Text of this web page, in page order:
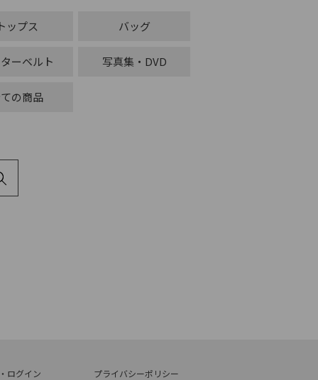
ップス バッグ
ーベルト 写真集・DVD
の商品
ログイン
プライバシーポリシー